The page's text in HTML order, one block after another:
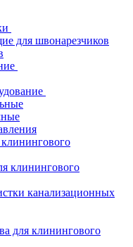
для швонарезчиков
клинингового
канализационных
для клинингового